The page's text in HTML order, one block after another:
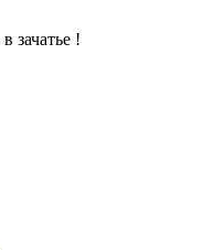
зачатье !